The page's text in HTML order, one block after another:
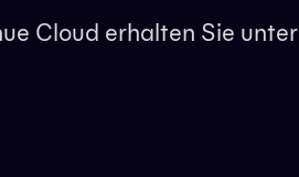
Cloud erhalten Sie unter